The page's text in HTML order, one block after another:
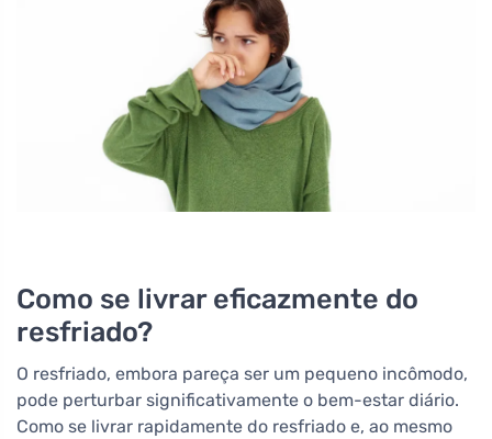
Como se livrar eficazmente do
resfriado?
O resfriado, embora pareça ser um pequeno incômodo,
pode perturbar significativamente o bem-estar diário.
Como se livrar rapidamente do resfriado e, ao mesmo